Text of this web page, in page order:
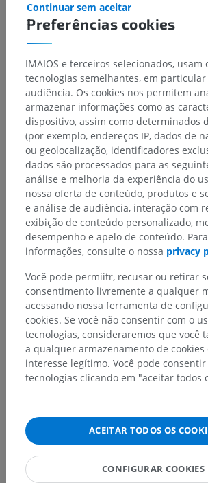
Estruturas subjacentes:
Não há
subjacente para esta parte anatômica
Anatomia humana 1
Neuroanatomia humana
Traduções
Encontrou um erro?
Não hesite em nos sugerir uma
melhora de conteúdo.
Relatar um problema
BAIXE O APLICATIVO
Preferências cookies
Continuar sem aceitar
IMAIOS e terceiros selecionados, usam
tecnologias semelhantes, em
audiência. Os cookies nos permitem
armazenar informações como as
dispositivo, assim como determinados
(por exemplo, endereços IP, dados de
ou geolocalização, identificadores
dados são processados para as
análise e melhoria da experiência do
nossa oferta de conteúdo, produtos e
e análise de audiência, interação com
exibição de conteúdo personalizado,
desempenho e apelo de conteúdo.
informações, consulte o nossa privacy
Você pode permiitr, recusar ou retirar
consentimento livremente a qualquer
acessando nossa ferramenta de
cookies. Se você não consentir com o
tecnologias, consideraremos que você
a qualquer armazenamento de cookies
interesse legítimo. Você pode consentir
tecnologias clicando em "aceitar todos
ACEITAR TODOS OS
CONFIGURAR COOKIES